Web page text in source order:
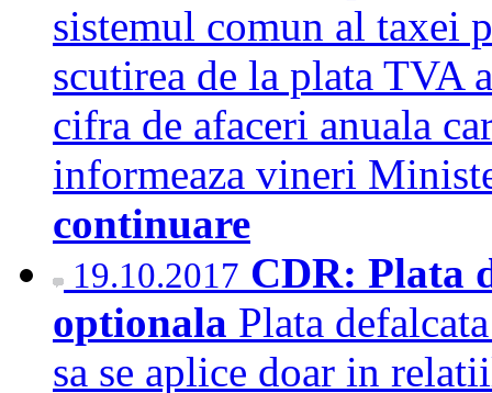
sistemul comun al taxei
scutirea de la plata TVA
cifra de afaceri anuala
informeaza vineri
continuare
19.10.2017 CDR: Plata
optionala Plata
sa se aplice doar in